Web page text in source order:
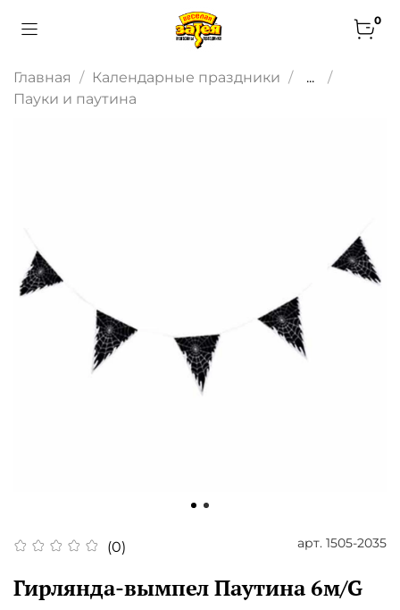
0
Главная Календарные праздники
...
Пауки и паутина
(0) арт. 1505-2035
Гирлянда-вымпел Паутина 6м/G